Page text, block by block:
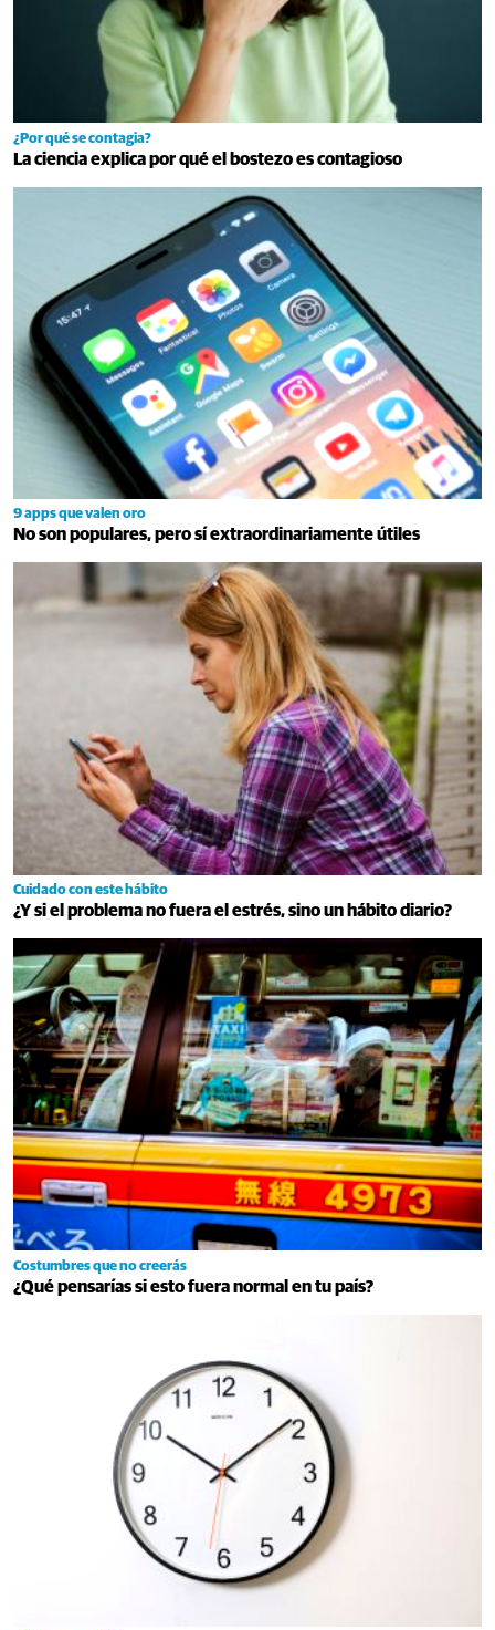
¿Por qué se contagia?
La ciencia explica por qué el bostezo es contagioso
9 apps que valen oro
No son populares, pero sí extraordinariamente útiles
Cuidado con este hábito
¿Y si el problema no fuera el estrés, sino un hábito diario?
Costumbres que no creerás
¿Qué pensarías si esto fuera normal en tu país?